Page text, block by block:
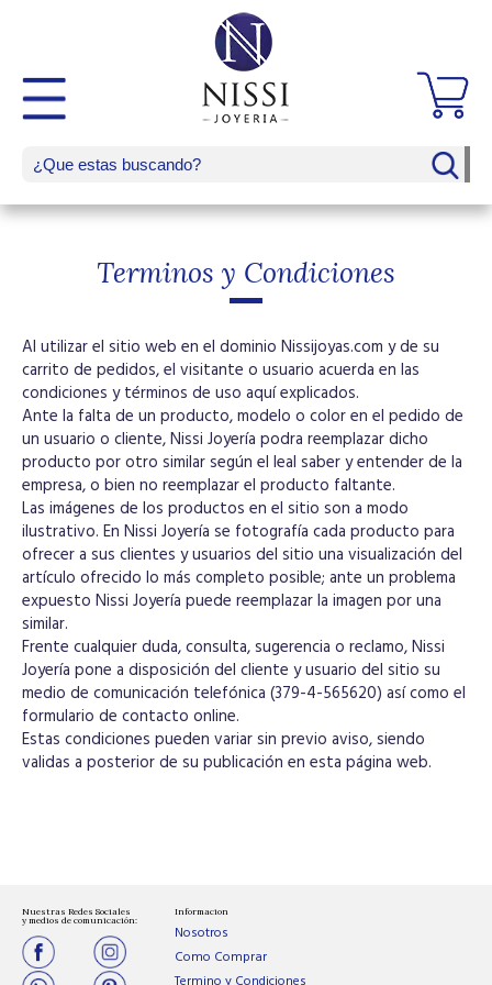
Terminos y Condiciones
Al utilizar el sitio web en el dominio Nissijoyas.com y de su
carrito de pedidos, el visitante o usuario acuerda en las
condiciones y términos de uso aquí explicados.
Ante la falta de un producto, modelo o color en el pedido de
un usuario o cliente, Nissi Joyería podra reemplazar dicho
producto por otro similar según el leal saber y entender de la
empresa, o bien no reemplazar el producto faltante.
Las imágenes de los productos en el sitio son a modo
ilustrativo. En Nissi Joyería se fotografía cada producto para
ofrecer a sus clientes y usuarios del sitio una visualización del
artículo ofrecido lo más completo posible; ante un problema
expuesto Nissi Joyería puede reemplazar la imagen por una
similar.
Frente cualquier duda, consulta, sugerencia o reclamo, Nissi
Joyería pone a disposición del cliente y usuario del sitio su
medio de comunicación telefónica (379-4-565620) así como el
formulario de contacto online.
Estas condiciones pueden variar sin previo aviso, siendo
validas a posterior de su publicación en esta página web.
Nuestras Redes Sociales
y medios de comunicación:
Informacion
Nosotros
Como Comprar